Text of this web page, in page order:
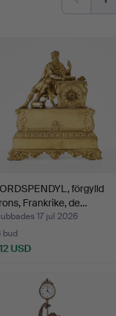
förgylld
Frankrike, de…
17 jul 2026
bud
USD